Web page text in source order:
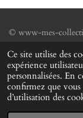
Ce site utilise des
expérience
personnalisées. En
confirmez que
d’utilisation des
© www-mes-